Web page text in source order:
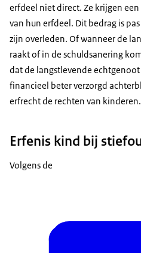
erfdeel niet direct. Ze krijgen
van hun erfdeel. Dit bedrag is
zijn overleden. Of wanneer de
raakt of in de schuldsanering
dat de langstlevende
financieel beter verzorgd
erfrecht de rechten van kinderen.
Erfenis kind bij
Volgens de